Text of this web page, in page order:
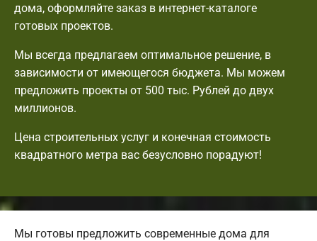
дома, оформляйте заказ в интернет-каталоге
готовых проектов.
Мы всегда предлагаем оптимальное решение, в
зависимости от имеющегося бюджета. Мы можем
предложить проекты от 500 тыс. Рублей до двух
миллионов.
Цена строительных услуг и конечная стоимость
квадратного метра вас безусловно порадуют!
Мы готовы предложить современные дома для